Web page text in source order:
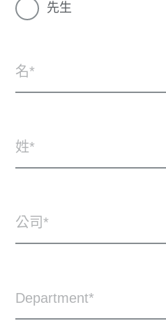
先生
名
姓
公司
Department*